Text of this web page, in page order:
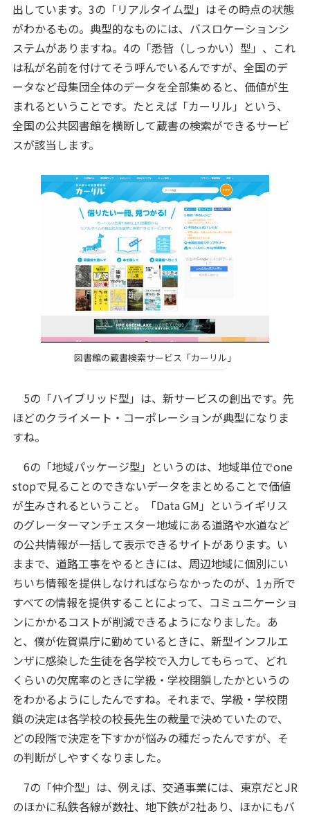
出しています。3の「リアルタイム型」はその時点の状態
がわかるもの。典型的なものには、バスロケーションシ
ステムがありますね。4の「悉皆（しっかい）型」、これ
は私が名前を付けてそう呼んでいるんですが、全国のデ
ータなど母集団全体のデータを全部集めると、価値が生
まれるということです。たとえば「カーリル」という、
全国の公共図書館を横断して蔵書の検索ができるサービ
スが該当します。
図書館の蔵書検索サービス「カーリル」
5の「ハイブリッド型」は、新サービスの創出です。先
ほどのクライメート・コーポレーションが典型になりま
すね。
6の「地域パッケージ型」というのは、地域単位でone
stopで見ることのできないデータをまとめることで価値
が生みされるということ。「Data GM」というイギリス
のグレーターマンチェスター地域にある道路や水道など
の公共情報が一括して表示できるサイトがあります。い
ままで、道路工事をやるときには、周辺地域に個別にい
ちいち情報を提供しなければならなかったのが、1ヵ所で
すべての情報を提供することによって、コミュニケーショ
ンにかかるコストが削減できるようになりました。あ
と、僕が佐賀県庁に勤めているときに、新型インフルエ
ンザに感染した生徒を各学校で入力してもらって、どれ
くらいの欠席率のときに学級・学校閉鎖したかというの
をわかるようにしたんですね。それまで、学級・学校閉
鎖の決定は各学校の校長先生の裁量で決めていたので、
どの段階で決定を下すかが悩みの種だったんですが、そ
の判断がしやすくなりました。
7の「仲介型」は、例えば、交通事業には、東京だとJR
のほかに私鉄各線が数社、地下鉄が2社あり、ほかにもバ